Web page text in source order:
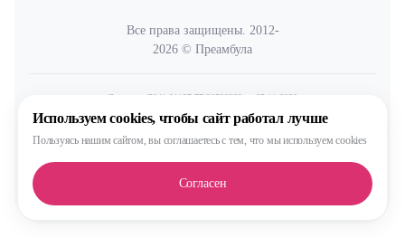
Все права защищены. 2012-
2026 © Преамбула
Лицензия Л041-01137-77/00590289 от 05.11.2020
выдана Министерством здравоохранения Московской области
Сделано, конечно, в MAX
Используем cookies, чтобы сайт работал лучше
Пользуясь нашим сайтом,вы соглашаетесь с тем, что мы используем cookies
Согласен